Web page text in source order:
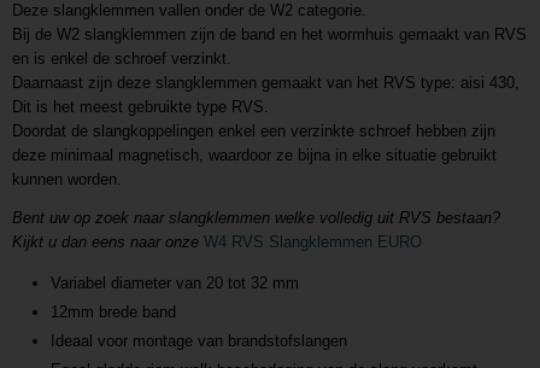
Deze slangklemmen vallen onder de W2 categorie.
Bij de W2 slangklemmen zijn de band en het wormhuis gemaakt van RVS
en is enkel de schroef verzinkt.
Daarnaast zijn deze slangklemmen gemaakt van het RVS type: aisi 430,
Dit is het meest gebruikte type RVS.
Doordat de slangkoppelingen enkel een verzinkte schroef hebben zijn
deze minimaal magnetisch, waardoor ze bijna in elke situatie gebruikt
kunnen worden.
Bent uw op zoek naar slangklemmen welke volledig uit RVS bestaan?
Kijkt u dan eens naar onze W4 RVS Slangklemmen EURO
Variabel diameter van 20 tot 32 mm
12mm brede band
Ideaal voor montage van brandstofslangen